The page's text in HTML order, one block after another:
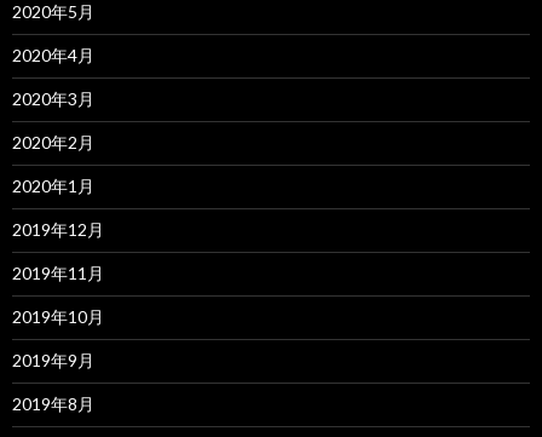
2020年5月
2020年4月
2020年3月
2020年2月
2020年1月
2019年12月
2019年11月
2019年10月
2019年9月
2019年8月